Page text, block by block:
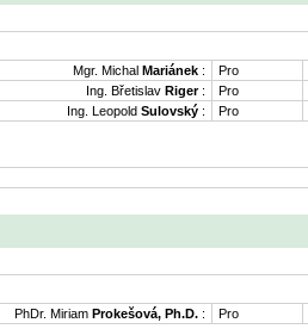
Mgr. Michal Mariánek : Pro
Ing. Břetislav Riger: Pro
Ing. Leopold Sulovský : Pro
PhDr. Miriam Prokešová, Ph.D. : Pro